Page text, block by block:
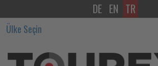
TÜRSAB
Başkanı
Firuz
DE EN TR
Ülke Seçin